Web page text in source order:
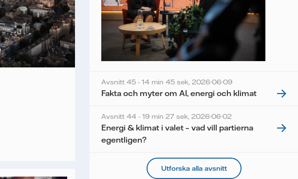
Avsnitt 45 - 14 min 45 sek, 2026-06-09
Fakta och myter om AI, energi och klimat
Avsnitt 44 - 19 min 27 sek, 2026-06-02
Energi & klimat i valet – vad vill partierna
egentligen?
Utforska alla avsnitt